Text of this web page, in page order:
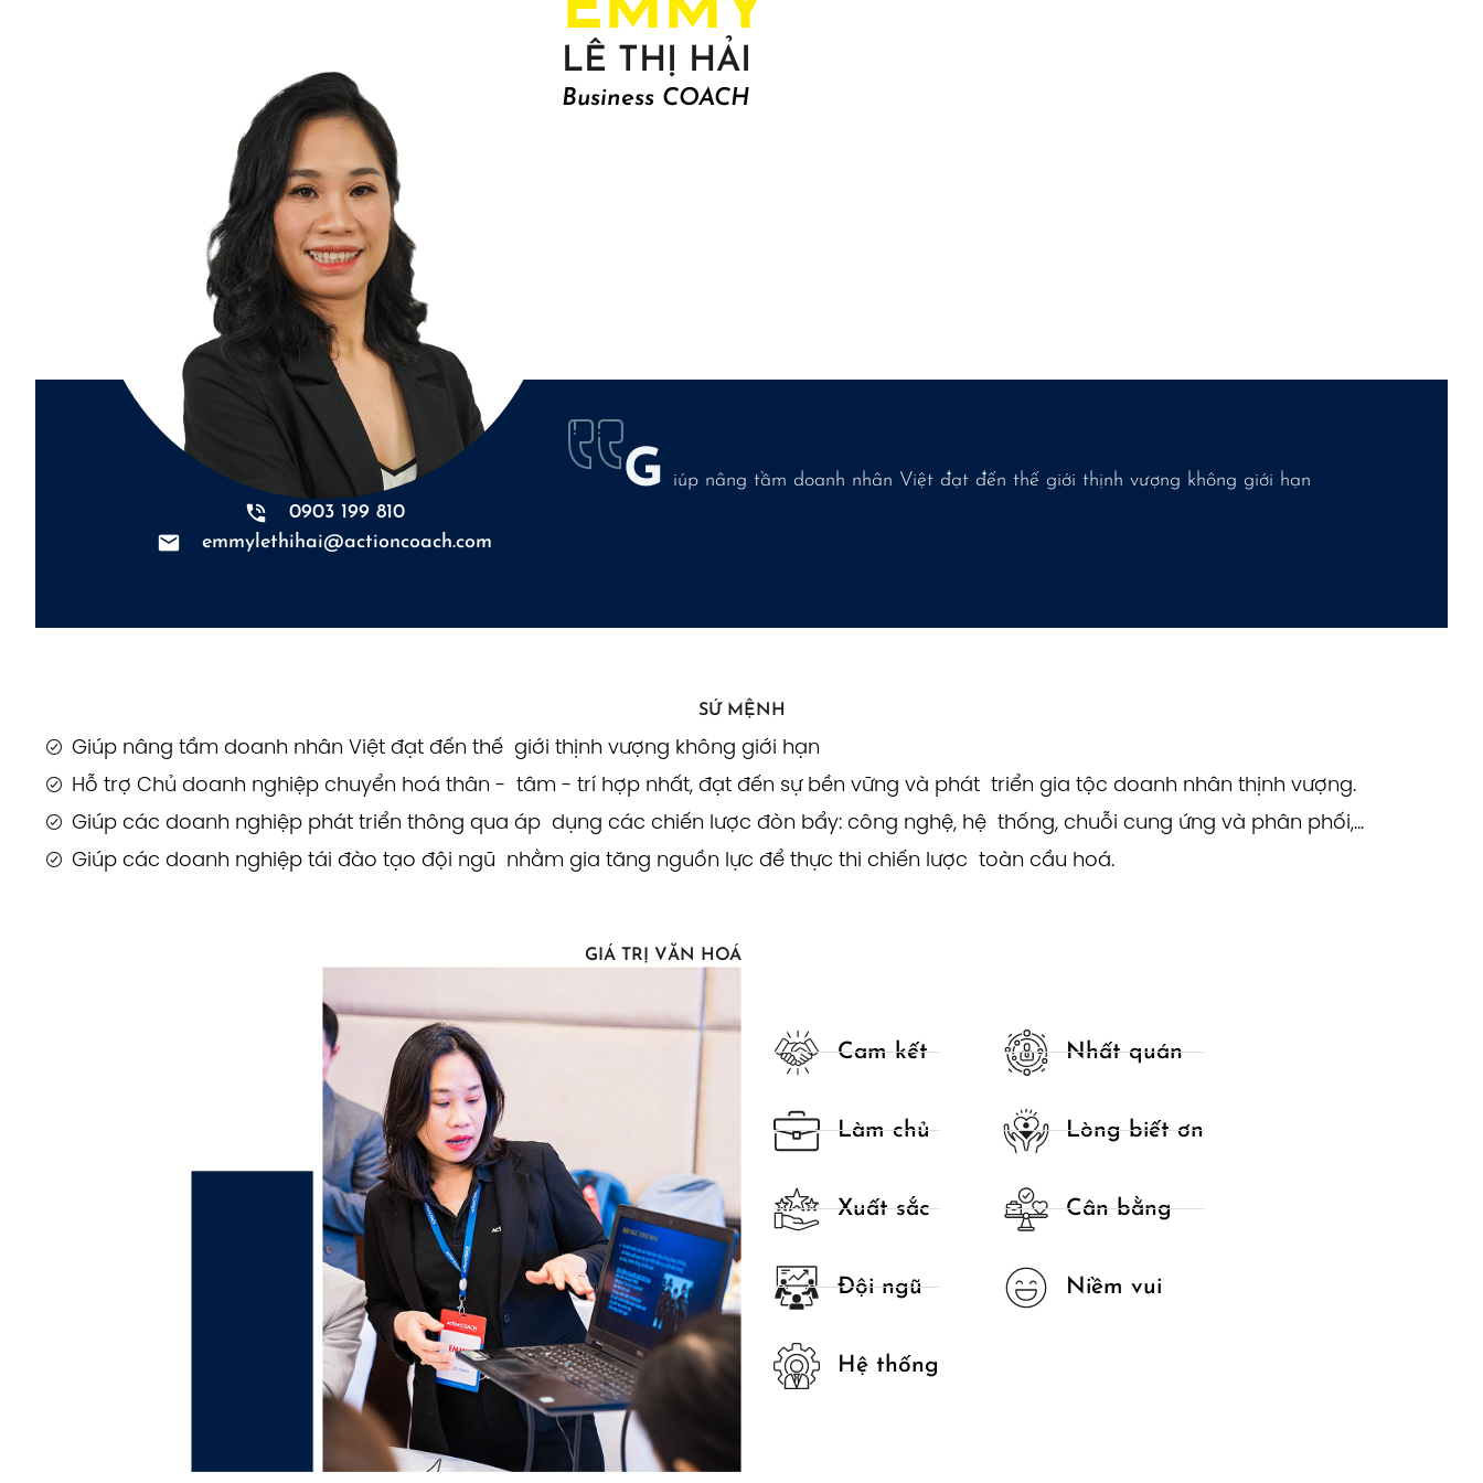
0903 199 810
emmylethihai@actioncoach.com
LÊ THỊ HẢI
Business COACH
G iúp nâng tầm doanh nhân Việt đạt đến thế giới thịnh vượng không giới hạn
SỨ MỆNH
Giúp nâng tầm doanh nhân Việt đạt đến thế giới thịnh vượng không giới hạn
Hỗ trợ Chủ doanh nghiệp chuyển hoá thân - tâm - trí hợp nhất, đạt đến sự bền vững và phát triển gia tộc doanh nhân thịnh vượng.
Giúp các doanh nghiệp phát triển thông qua áp dụng các chiến lược đòn bẩy: công nghệ, hệ thống, chuỗi cung ứng và phân phối,...
Giúp các doanh nghiệp tái đào tạo đội ngũ nhằm gia tăng nguồn lực để thực thi chiến lược toàn cầu hoá.
Cam kết
Làm chủ
Xuất sắc
Đội ngũ
Hệ thống
Nhất quán
Lòng biết ơn
Cân bằng
Niềm vui
GIÁ TRỊ VĂN HOÁ